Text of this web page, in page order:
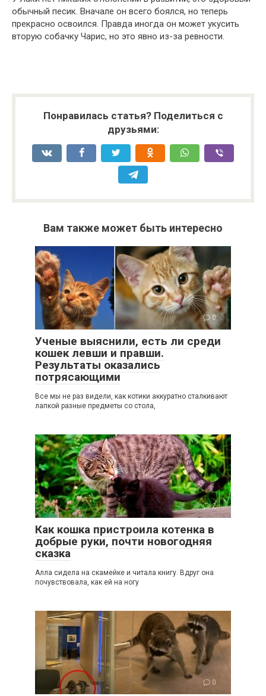
обычный песик. Вначале он всего боялся, но теперь
прекрасно освоился. Правда иногда он может укусить
вторую собачку Чарис, но это явно из-за ревности.
Понравилась статья? Поделиться с
друзьями:
Вам также может быть интересно
0
Ученые выяснили, есть ли среди
кошек левши и правши.
Результаты оказались
потрясающими
Все мы не раз видели, как котики аккуратно сталкивают
лапкой разные предметы со стола,
2
Как кошка пристроила котенка в
добрые руки, почти новогодняя
сказка
Алла сидела на скамейке и читала книгу. Вдруг она
почувствовала, как ей на ногу
0